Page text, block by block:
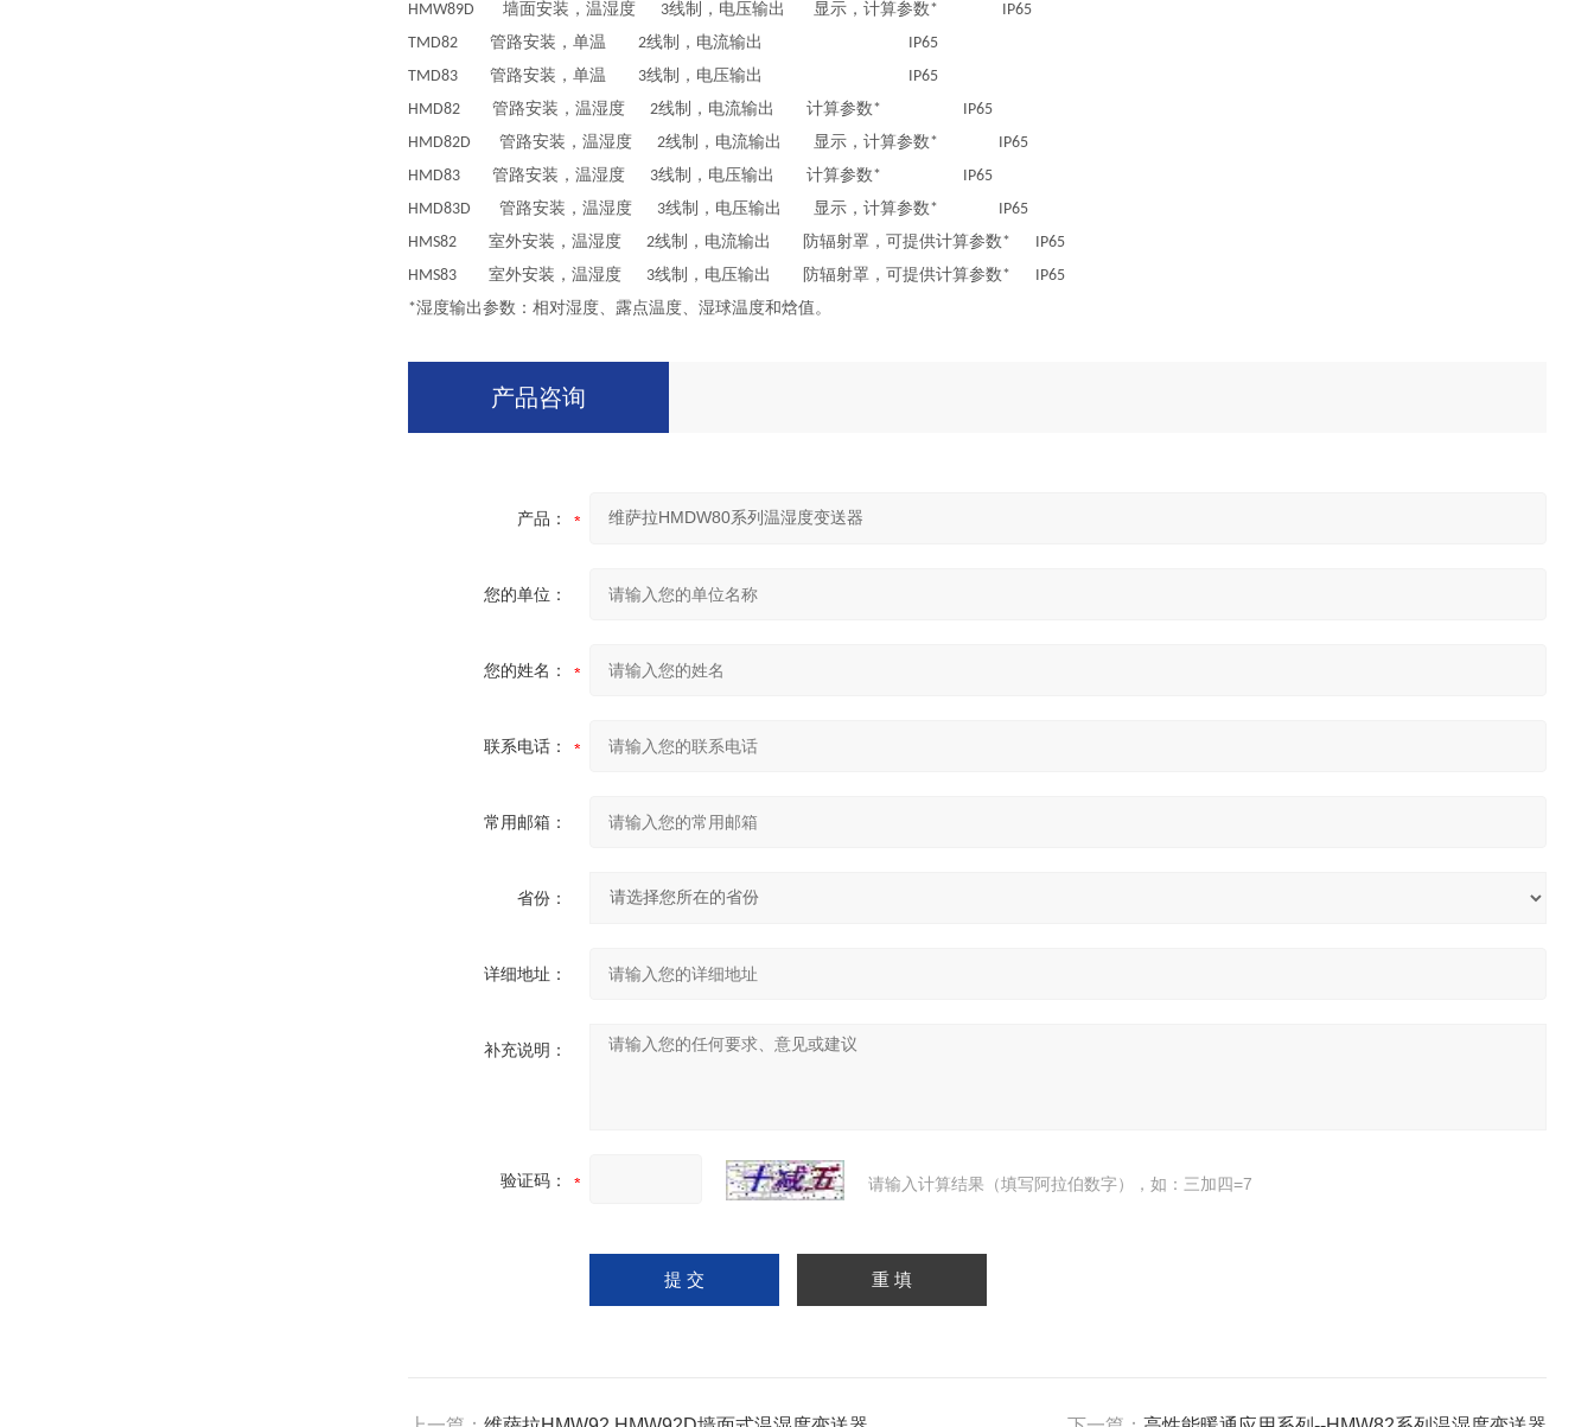
HMW89D 墙面安装，温湿度 3线制，电压输出 显示，计算参数* IP65
TMD82 管路安装，单温 2线制，电流输出 IP65
TMD83 管路安装，单温 3线制，电压输出 IP65
HMD82 管路安装，温湿度 2线制，电流输出 计算参数* IP65
HMD82D 管路安装，温湿度 2线制，电流输出 显示，计算参数* IP65
HMD83 管路安装，温湿度 3线制，电压输出 计算参数* IP65
HMD83D 管路安装，温湿度 3线制，电压输出 显示，计算参数* IP65
HMS82 室外安装，温湿度 2线制，电流输出 防辐射罩，可提供计算参数* IP65
HMS83 室外安装，温湿度 3线制，电压输出 防辐射罩，可提供计算参数* IP65
*湿度输出参数：相对湿度、露点温度、湿球温度和焓值。
产品咨询
产品：
您的单位：
您的姓名：
联系电话：
常用邮箱：
省份：
详细地址：
补充说明：
验证码： 请输入计算结果（填写阿拉伯数字），如：三加四=7